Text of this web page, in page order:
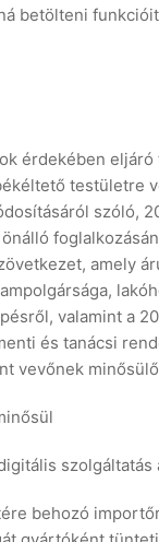
betölteni funkcióit
érdekében
testületre
szóló,
amely
valamint a
és tanácsi
vevőnek
behozó